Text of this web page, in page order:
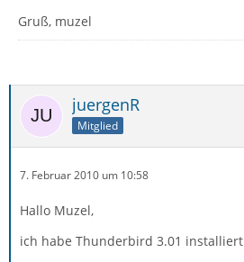
Gruß, muzel
juergenR
Mitglied
7. Februar 2010 um 10:58
Hallo Muzel,
ich habe Thunderbird 3.01 installiert